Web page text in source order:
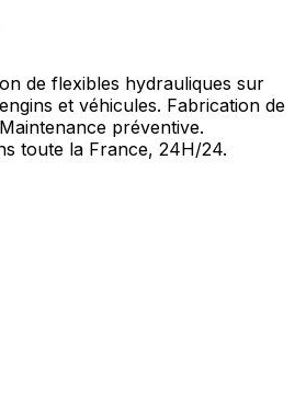
de flexibles hydrauliques sur
et véhicules. Fabrication de
préventive.
toute la France, 24H/24.